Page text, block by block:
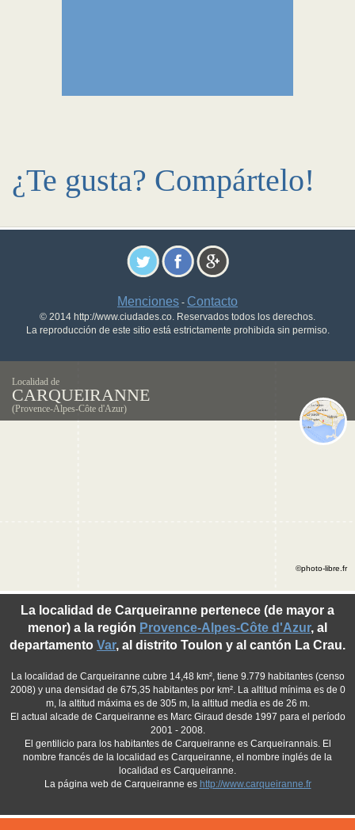
¿Te gusta? Compártelo!
Menciones - Contacto
© 2014 http://www.ciudades.co. Reservados todos los derechos.
La reproducción de este sitio está estrictamente prohibida sin permiso.
Localidad de
CARQUEIRANNE
(Provence-Alpes-Côte d'Azur)
La localidad de Carqueiranne pertenece (de mayor a
menor) a la región Provence-Alpes-Côte d'Azur, al
departamento Var, al distrito Toulon y al cantón La Crau.
La localidad de Carqueiranne cubre 14,48 km², tiene 9.779 habitantes (censo
2008) y una densidad de 675,35 habitantes por km². La altitud mínima es de 0
m, la altitud máxima es de 305 m, la altitud media es de 26 m.
El actual alcade de Carqueiranne es Marc Giraud desde 1997 para el período
2001 - 2008.
El gentilicio para los habitantes de Carqueiranne es Carqueirannais. El
nombre francés de la localidad es Carqueiranne, el nombre inglés de la
localidad es Carqueiranne.
La página web de Carqueiranne es http://www.carqueiranne.fr
©photo-libre.fr